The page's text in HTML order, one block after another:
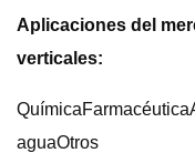
Aplicaciones del
verticales:
aguaOtros